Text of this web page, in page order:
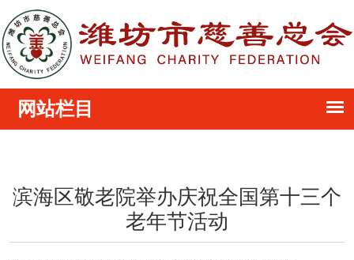
滨海区敬老院举办庆祝全国第十三个
老年节活动